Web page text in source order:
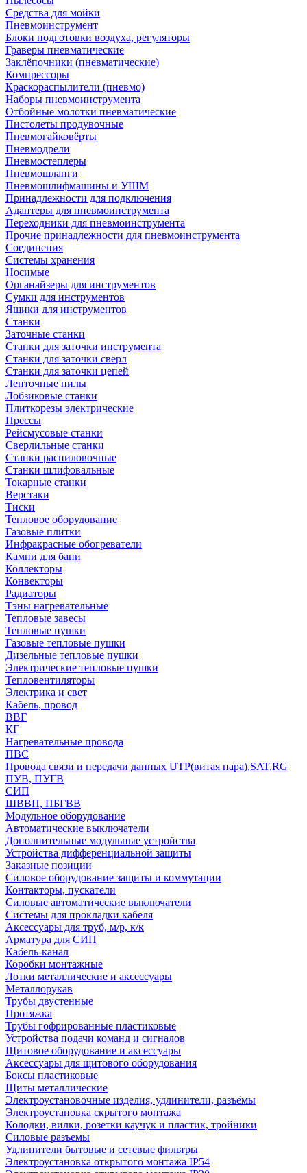
Средства для мойки
Пневмоинструмент
Блоки подготовки воздуха, регуляторы
Граверы пневматические
Заклёпочники (пневматические)
Компрессоры
Краскораспылители (пневмо)
Наборы пневмоинструмента
Отбойные молотки пневматические
Пистолеты продувочные
Пневмогайковёрты
Пневмодрели
Пневмостеплеры
Пневмошланги
Пневмошлифмашины и УШМ
Принадлежности для подключения
Адаптеры для пневмоинструмента
Переходники для пневмоинструмента
Прочие принадлежности для пневмоинструмента
Соединения
Системы хранения
Носимые
Органайзеры для инструментов
Сумки для инструментов
Ящики для инструментов
Станки
Заточные станки
Станки для заточки инструмента
Станки для заточки сверл
Станки для заточки цепей
Ленточные пилы
Лобзиковые станки
Плиткорезы электрические
Прессы
Рейсмусовые станки
Сверлильные станки
Станки распиловочные
Станки шлифовальные
Токарные станки
Верстаки
Тиски
Тепловое оборудование
Газовые плитки
Инфракрасные обогреватели
Камни для бани
Коллекторы
Конвекторы
Радиаторы
Тэны нагревательные
Тепловые завесы
Тепловые пушки
Газовые тепловые пушки
Дизельные тепловые пушки
Электрические тепловые пушки
Тепловентиляторы
Электрика и свет
Кабель, провод
ВВГ
КГ
Нагревательные провода
ПВС
Провода связи и передачи данных UTP(витая пара),SAT,RG
ПУВ, ПУГВ
СИП
ШВВП, ПБГВВ
Модульное оборудование
Автоматические выключатели
Дополнительные модульные устройства
Устройства дифференциальной защиты
Заказные позиции
Силовое оборудование защиты и коммутации
Контакторы, пускатели
Силовые автоматические выключатели
Системы для прокладки кабеля
Аксессуары для труб, м/р, к/к
Арматура для СИП
Кабель-канал
Коробки монтажные
Лотки металлические и аксессуары
Металлорукав
Трубы двустенные
Протяжка
Трубы гофрированные пластиковые
Устройства подачи команд и сигналов
Щитовое оборудование и аксессуары
Аксессуары для щитового оборудования
Боксы пластиковые
Щиты металлические
Электроустановочные изделия, удлинители, разъёмы
Электроустановка скрытого монтажа
Колодки, вилки, розетки каучук и пластик, тройники
Силовые разъемы
Удлинители бытовые и сетевые фильтры
Электроустановка открытого монтажа IP54